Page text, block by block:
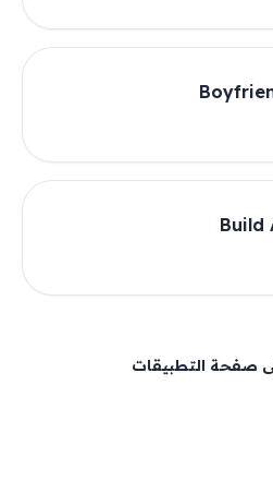
Build
صفحة التطبيقات